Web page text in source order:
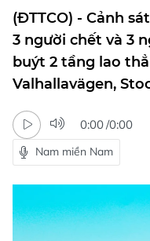
(ĐTTCO) - Cảnh
3 người chết và 3
buýt 2 tầng lao
Valhallavägen,
0:00/0:00
Nam miền Nam